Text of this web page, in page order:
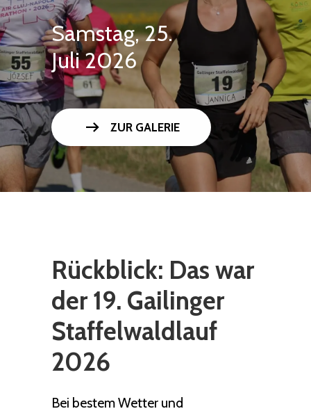
Samstag, 25.
Juli 2026
arrow_right_alt ZUR GALERIE
Rückblick: Das war
der 19. Gailinger
Staffelwaldlauf
2026
Bei bestem Wetter und